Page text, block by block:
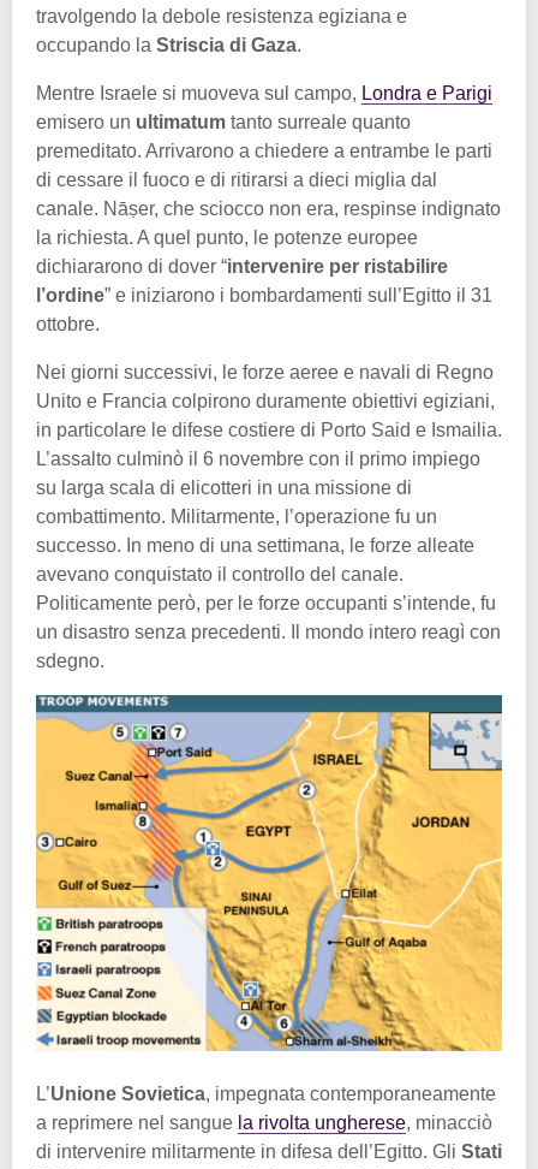
travolgendo la debole resistenza egiziana e
occupando la Striscia di Gaza.
Mentre Israele si muoveva sul campo, Londra e Parigi
emisero un ultimatum tanto surreale quanto
premeditato. Arrivarono a chiedere a entrambe le parti
di cessare il fuoco e di ritirarsi a dieci miglia dal
canale. Nāṣer, che sciocco non era, respinse indignato
la richiesta. A quel punto, le potenze europee
dichiararono di dover “intervenire per ristabilire
l’ordine” e iniziarono i bombardamenti sull’Egitto il 31
ottobre.
Nei giorni successivi, le forze aeree e navali di Regno
Unito e Francia colpirono duramente obiettivi egiziani,
in particolare le difese costiere di Porto Said e Ismailia.
L’assalto culminò il 6 novembre con il primo impiego
su larga scala di elicotteri in una missione di
combattimento. Militarmente, l’operazione fu un
successo. In meno di una settimana, le forze alleate
avevano conquistato il controllo del canale.
Politicamente però, per le forze occupanti s’intende, fu
un disastro senza precedenti. Il mondo intero reagì con
sdegno.
L’Unione Sovietica, impegnata contemporaneamente
a reprimere nel sangue la rivolta ungherese, minacciò
di intervenire militarmente in difesa dell’Egitto. Gli Stati